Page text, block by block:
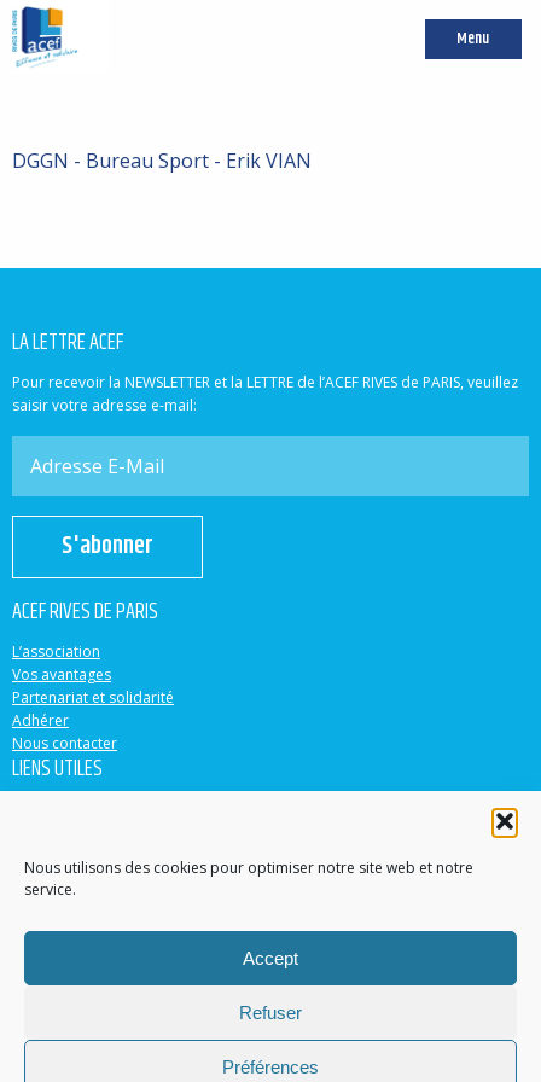
Nous utilisons des cookies pour optimiser notre site web et notre
service.
Accept
Refuser
Préférences
Menu
DGGN - Bureau Sport - Erik VIAN
LA LETTRE ACEF
Pour recevoir la NEWSLETTER et la LETTRE de l’ACEF RIVES de PARIS, veuillez
saisir votre adresse e-mail:
S'abonner
ACEF RIVES DE PARIS
L’association
Vos avantages
Partenariat et solidarité
Adhérer
Nous contacter
LIENS UTILES
Accéder au site